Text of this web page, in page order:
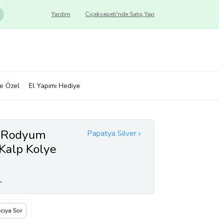
Çiçeksepeti'nde Satış Yap
Yardım
Özel El Yapımı Hediye
Papatya Silver
Kolye
Sor